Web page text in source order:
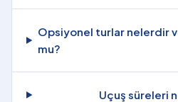
Opsiyonel turlar nelerdir
mu?
Uçuş süreleri